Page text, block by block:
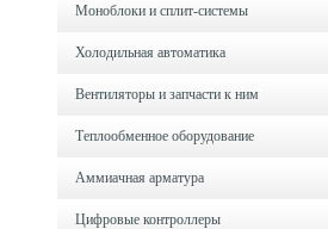
Моноблоки и cплит-системы
Холодильная автоматика
Вентиляторы и запчасти к ним
Теплообменное оборудование
Аммиачная арматура
Цифровые контроллеры